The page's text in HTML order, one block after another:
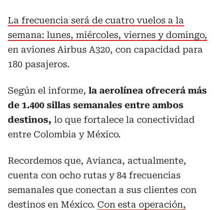
La frecuencia será de cuatro vuelos a la
semana: lunes, miércoles, viernes y domingo,
en aviones Airbus A320, con capacidad para
180 pasajeros.
Según el informe, la aerolínea ofrecerá más
de 1.400 sillas semanales entre ambos
destinos, lo que fortalece la conectividad
entre Colombia y México.
Recordemos que, Avianca, actualmente,
cuenta con ocho rutas y 84 frecuencias
semanales que conectan a sus clientes con
destinos en México. Con esta operación,